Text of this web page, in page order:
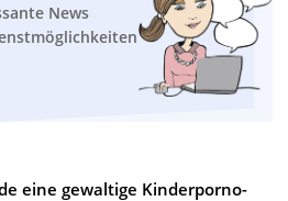
News
eine gewaltige Kinderporno-